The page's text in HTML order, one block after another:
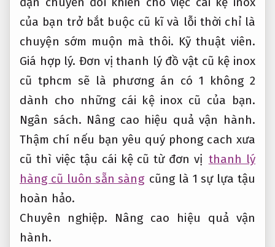
của bạn trở bắt buộc cũ kĩ và lỗi thời chỉ là
chuyện sớm muộn mà thôi. Kỹ thuật viên.
Giá hợp lý. Đơn vị thanh lý đồ vật cũ kệ inox
cũ tphcm sẽ là phương án có 1 không 2
dành cho những cái kệ inox cũ của bạn.
Ngân sách. Nâng cao hiệu quả vận hành.
Thậm chí nếu bạn yêu quý phong cach xưa
cũ thì việc tậu cái kệ cũ từ đơn vị thanh lý
hàng cũ luôn sẵn sàng cũng là 1 sự lựa tậu
hoàn hảo.
Chuyên nghiệp.
Nâng cao hiệu quả vận
hành.